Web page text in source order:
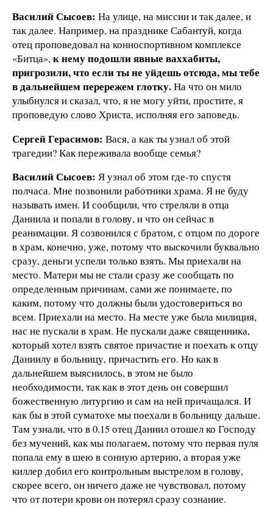
Василий Сысоев: На улице, на миссии и так далее, и
так далее. Например, на празднике Сабантуй, когда
отец проповедовал на конноспортивном комплексе
«Битца»,к нему подошли явные ваххабиты,
пригрозили, что если ты не уйдешь отсюда, мы тебе
в дальнейшем перережем глотку.На что он мило
улыбнулся и сказал, что, я не могу уйти, простите, я
проповедую слово Христа, исполняя его заповедь.
Сергей Герасимов: Вася, а как ты узнал об этой
трагедии? Как переживала вообще семья?
Василий Сысоев: Я узнал об этом где-то спустя
полчаса. Мне позвонили работники храма. Я не буду
называть имен. И сообщили, что стреляли в отца
Даниила и попали в голову, и что он сейчас в
реанимации. Я созвонился с братом, с отцом по дороге
в храм, конечно, уже, потому что выскочили буквально
сразу, деньги успели только взять. Мы приехали на
место. Матери мы не стали сразу же сообщать по
определенным причинам, сами же понимаете, по
каким, потому что должны были удостовериться во
всем. Приехали на место. На месте уже была милиция,
нас не пускали в храм. Не пускали даже священника,
который хотел взять святое причастие и поехать к отцу
Даниилу в больницу, причастить его. Но как в
дальнейшем выяснилось, в этом не было
необходимости, так как в этот день он совершил
божественную литургию и сам на ней причащался. И
как бы в этой суматохе мы поехали в больницу дальше.
Там узнали, что в 0.15 отец Даниил отошел ко Господу
без мучений, как мы полагаем, потому что первая пуля
попала ему в шею в сонную артерию, а вторая уже
киллер добил его контрольным выстрелом в голову,
скорее всего, он ничего даже не чувствовал, потому
что от потери крови он потерял сразу сознание.